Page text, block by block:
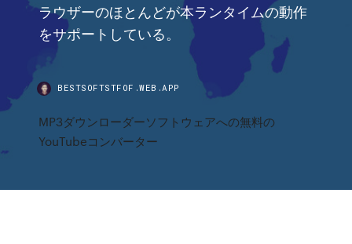
ラウザーのほとんどが本ランタイムの動作
をサポートしている。
BESTSOFTSTFOF.WEB.APP
MP3ダウンローダーソフトウェアへの無料の
YouTubeコンバーター